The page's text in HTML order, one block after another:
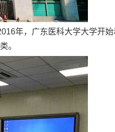
年，广东医科大学大学开
。